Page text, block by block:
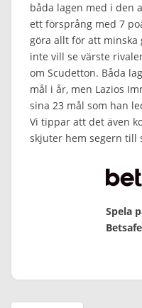
båda lagen med i den
ett försprång med 7
göra allt för att minska
inte vill se värste
om Scudetton. Båda
mål i år, men Lazios
sina 23 mål som han
Vi tippar att det även
skjuter hem segern till
Spela